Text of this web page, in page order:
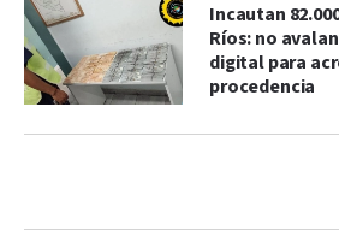
Incautan
Ríos: no
digital para
procedencia